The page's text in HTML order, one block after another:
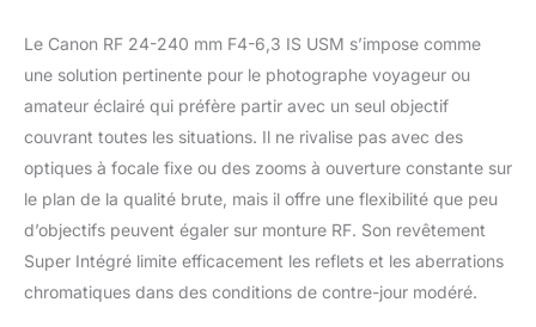
Le Canon RF 24-240 mm F4-6,3 IS USM s’impose comme
une solution pertinente pour le photographe voyageur ou
amateur éclairé qui préfère partir avec un seul objectif
couvrant toutes les situations. Il ne rivalise pas avec des
optiques à focale fixe ou des zooms à ouverture constante sur
le plan de la qualité brute, mais il offre une flexibilité que peu
d’objectifs peuvent égaler sur monture RF. Son revêtement
Super Intégré limite efficacement les reflets et les aberrations
chromatiques dans des conditions de contre-jour modéré.